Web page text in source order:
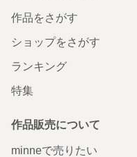
作品をさがす
ショップをさがす
ランキング
特集
作品販売について
minneで売りたい